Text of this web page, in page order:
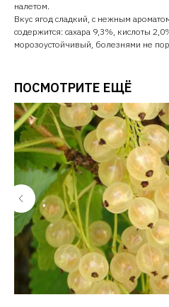
налетом.
Вкус ягод сладкий, с нежным
содержится: сахара 9,3%, кислоты
морозоустойчивый, болезнями не
ПОСМОТРИТЕ ЕЩЁ